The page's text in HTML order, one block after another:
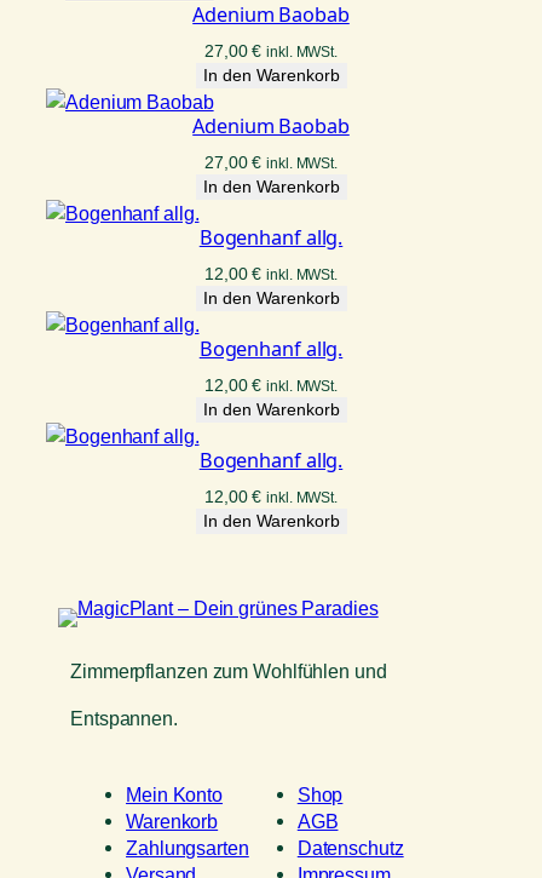
Adenium Baobab
27,00€ inkl. MWSt.
In den Warenkorb
Adenium Baobab
27,00€ inkl. MWSt.
In den Warenkorb
Bogenhanf allg.
12,00€ inkl. MWSt.
In den Warenkorb
Bogenhanf allg.
12,00€ inkl. MWSt.
In den Warenkorb
Bogenhanf allg.
12,00€ inkl. MWSt.
In den Warenkorb
Zimmerpflanzen zum Wohlfühlen und
Entspannen.
Mein Konto
Warenkorb
Zahlungsarten
Shop
AGB
Datenschutz